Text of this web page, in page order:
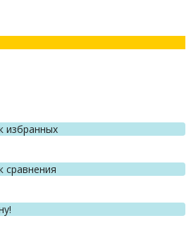
избранных
сравнения